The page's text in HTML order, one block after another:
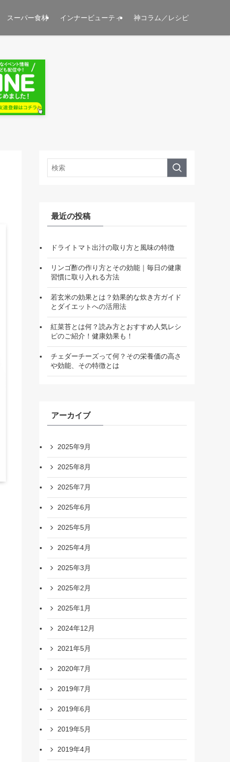
スーパー食材 インナービューティ 神コラム／レシピ
最近の投稿
ドライトマト出汁の取り方と風味の特徴
リンゴ酢の作り方とその効能｜毎日の健康
習慣に取り入れる方法
若玄米の効果とは？効果的な炊き方ガイド
とダイエットへの活用法
紅菜苔とは何？読み方とおすすめ人気レシ
ピのご紹介！健康効果も！
チェダーチーズって何？その栄養価の高さ
や効能、その特徴とは
アーカイブ
2025年9月
2025年8月
2025年7月
2025年6月
2025年5月
2025年4月
2025年3月
2025年2月
2025年1月
2024年12月
2021年5月
2020年7月
2019年7月
2019年6月
2019年5月
2019年4月